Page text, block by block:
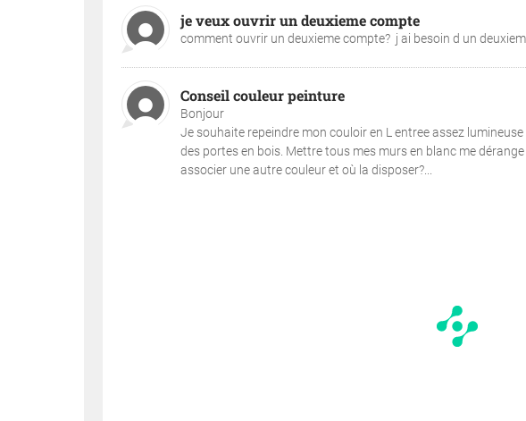
je veux ouvrir un deuxieme compte
comment ouvrir un deuxieme compte? j ai besoin d un
Conseil couleur peinture
Bonjour
Je souhaite repeindre mon couloir en L entree assez
des portes en bois. Mettre tous mes murs en blanc me
associer une autre couleur et où la disposer?...